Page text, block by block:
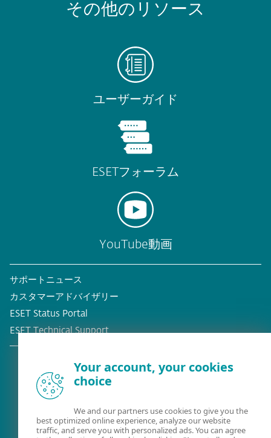
その他のリソース
ユーザーガイド
ESETフォーラム
YouTube動画
サポートニュース
カスタマーアドバイザリー
ESET Status Portal
ESET Technical Support
既存の顧客？
Your account, your cookies
choice
We and our partners use cookies to give you the
best optimized online experience, analyze our website
traffic, and serve you with personalized ads. You can agree